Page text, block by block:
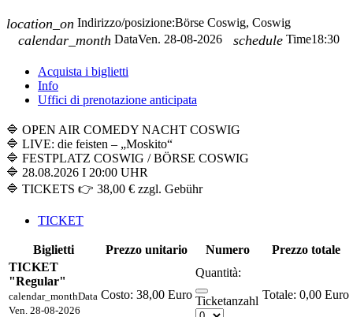
location_on Indirizzo/posizione:Börse Coswig, Coswig
calendar_month DataVen. 28-08-2026 schedule Time18:30
Acquista i biglietti
Info
Uffici di prenotazione anticipata
🔷 OPEN AIR COMEDY NACHT COSWIG
🔷 LIVE: die feisten – „Moskito“
🔷 FESTPLATZ COSWIG / BÖRSE COSWIG
🔷 28.08.2026 I 20:00 UHR
🔷 TICKETS 👉 38,00 € zzgl. Gebühr
TICKET
Biglietti Prezzo unitario Numero
Prezzo totale
TICKET
"Regular"
calendar_monthData
Ven. 28-08-2026
Costo: 38,00 Euro
Quantità:
Ticketanzahl 0,00 Euro